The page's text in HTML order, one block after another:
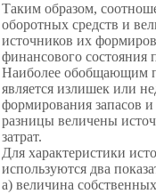
Таким образом,
оборотных средств и
источников их
финансового состояния
Наиболее обобщающим
является излишек или
формирования запасов
разницы величены
затрат.
Для характеристики
используются два
а) величина